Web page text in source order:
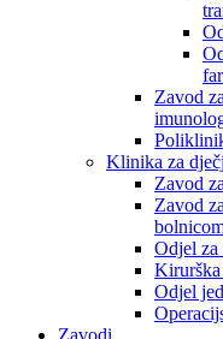
Zavod
Klinika za
Zavod
Zavod
Odjel
Odjel
Zavodi